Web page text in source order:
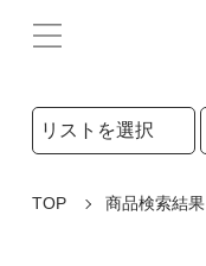
検索リストの選択
TOP 商品検索結果